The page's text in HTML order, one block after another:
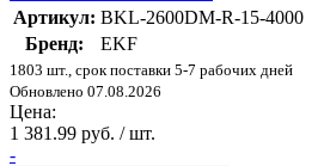
Артикул: BKL-2600DM-R-15-4000
Бренд:
EKF
1803 шт., срок поставки 5-7 рабочих дней
Обновлено 07.08.2026
Цена:
1 381.99 руб. / шт.
-